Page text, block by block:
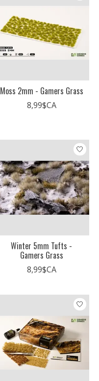
Moss 2mm - Gamers Grass
8,99$CA
Winter 5mm Tufts -
Gamers Grass
8,99$CA